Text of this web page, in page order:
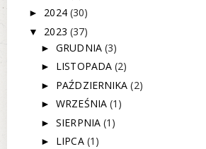
► 2024 (30)
▼ 2023 (37)
►GRUDNIA (3)
► LISTOPADA(2)
► PAŹDZIERNIKA(2)
►WRZEŚNIA(1)
►SIERPNIA(1)
► LIPCA (1)